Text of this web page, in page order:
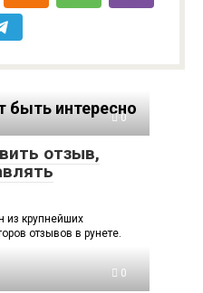
интересно
0
отзыв,
из крупнейших
отзывов в рунете.
0